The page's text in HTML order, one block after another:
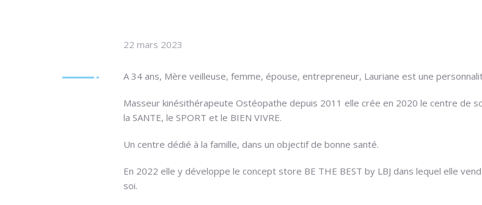
22 mars 2023
A 34 ans, Mère veilleuse, femme, épouse, entrepreneur, Lauriane est une
Masseur kinésithérapeute Ostéopathe depuis 2011 elle crée en 2020 le centre de
la SANTE, le SPORT et le BIEN VIVRE.
Un centre dédié à la famille, dans un objectif de bonne santé.
En 2022 elle y développe le concept store BE THE BEST by LBJ dans lequel elle
soi.